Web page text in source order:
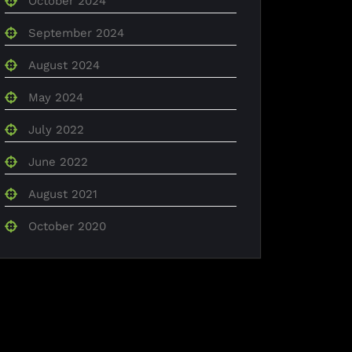
September 2024
August 2024
May 2024
July 2022
June 2022
August 2021
October 2020